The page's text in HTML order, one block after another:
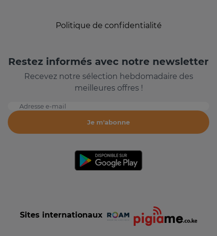
Politique de confidentialité
Restez informés avec notre newsletter
Recevez notre sélection hebdomadaire des
meilleures offres !
Adresse e-mail
Je m'abonne
Sites internationaux